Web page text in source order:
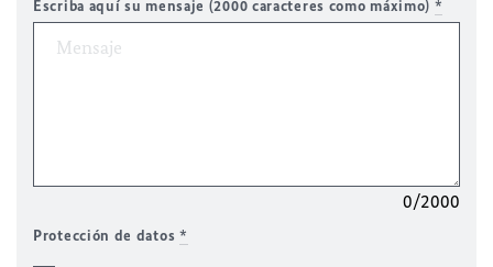
Escriba aquí su mensaje (2000 caracteres como máximo) *
0/2000
Protección de datos *